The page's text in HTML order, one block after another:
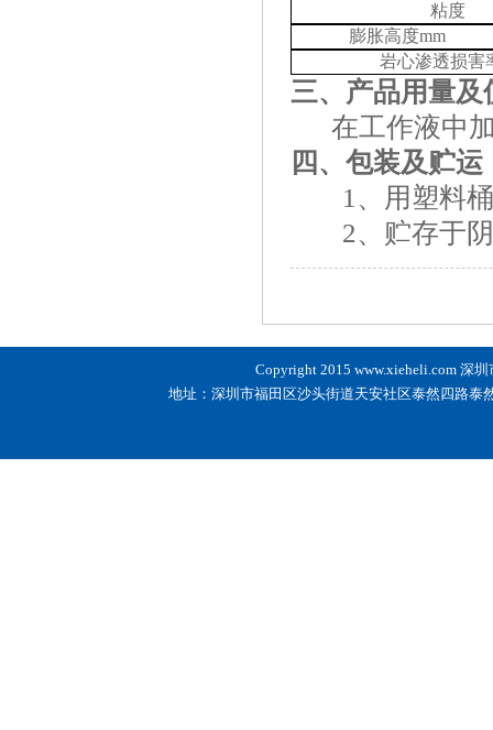
粘度
膨胀高度mm
岩心渗透损害
三、产品用量及
在工作液中
四、包装及贮运
1、用塑料
2、贮存于
Copyright 2015www.xieheli.com 深圳
地址：深圳市福田区沙头街道天安社区泰然四路